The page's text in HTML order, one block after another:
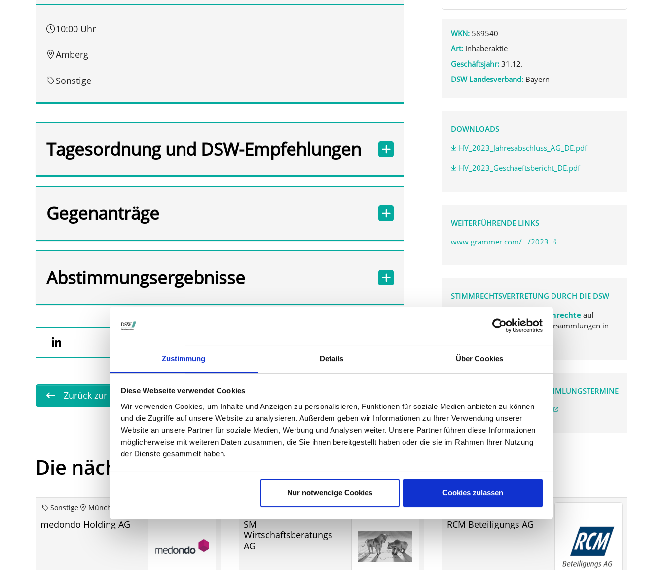
Zustimmung Details Über Cookies
Diese Webseite verwendet Cookies
Wir verwenden Cookies, um Inhalte und Anzeigen zu personalisieren, Funktionen für soziale Medien anbieten zu können
und die Zugriffe auf unsere Website zu analysieren. Außerdem geben wir Informationen zu Ihrer Verwendung unserer
Website an unsere Partner für soziale Medien, Werbung und Analysen weiter. Unsere Partner führen diese Informationen
möglicherweise mit weiteren Daten zusammen, die Sie ihnen bereitgestellt haben oder die sie im Rahmen Ihrer Nutzung
der Dienste gesammelt haben.
Nur notwendige Cookies Cookies zulassen
10:00 Uhr
Amberg
Sonstige
Tagesordnung und DSW-Empfehlungen
Gegenanträge
Abstimmungsergebnisse
Zurück zur Übersicht
WKN: 589540
Art: Inhaberaktie
Geschäftsjahr: 31.12.
DSW Landesverband: Bayern
DOWNLOADS
HV_2023_Jahresabschluss_AG_DE.pdf
HV_2023_Geschaeftsbericht_DE.pdf
WEITERFÜHRENDE LINKS
www.grammer.com/.../2023
STIMMRECHTSVERTRETUNG DURCH DIE DSW
Die DSW vertritt Ihre Stimmrechte auf
sämtlichen wichtigen Hauptversammlungen in
VERGANGENE HAUPTVERSAMMLUNGSTERMINE
archiv.hauptversammlung.de
Die nächsten Termine
Sonstige München
medondo Holding AG
Sonstige Sindelfingen
SM
Wirtschaftsberatungs
AG
Sonstige Sindelfingen
RCM Beteiligungs AG